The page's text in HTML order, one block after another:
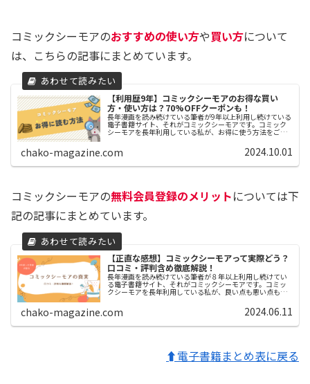
コミックシーモアのおすすめの使い方や買い方について
は、こちらの記事にまとめています。
【利用歴9年】コミックシーモアのお得な買い
方・使い方は？70%OFFクーポンも！
長年漫画を読み続けている筆者が9年以上利用し続けている
電子書籍サイト、それがコミックシーモアです。コミック
シーモアを長年利用している私が、お得に使う方法をご紹
chako-magazine.com 2024.10.01
コミックシーモアの無料会員登録のメリットについては下
記の記事にまとめています。
【正直な感想】コミックシーモアって実際どう？
口コミ・評判含め徹底解説！
長年漫画を読み続けている筆者が８年以上利用し続けてい
る電子書籍サイト、それがコミックシーモアです。コミッ
クシーモアを長年利用している私が、良い点も悪い点も正
く、コミックシーモアがどんなサービスなのかも含めて紹
介します。
chako-magazine.com 2024.06.11
⬆電子書籍まとめ表に戻る